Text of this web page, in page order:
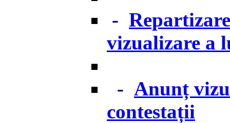
-
vizualizare a
- Anunț
contestații